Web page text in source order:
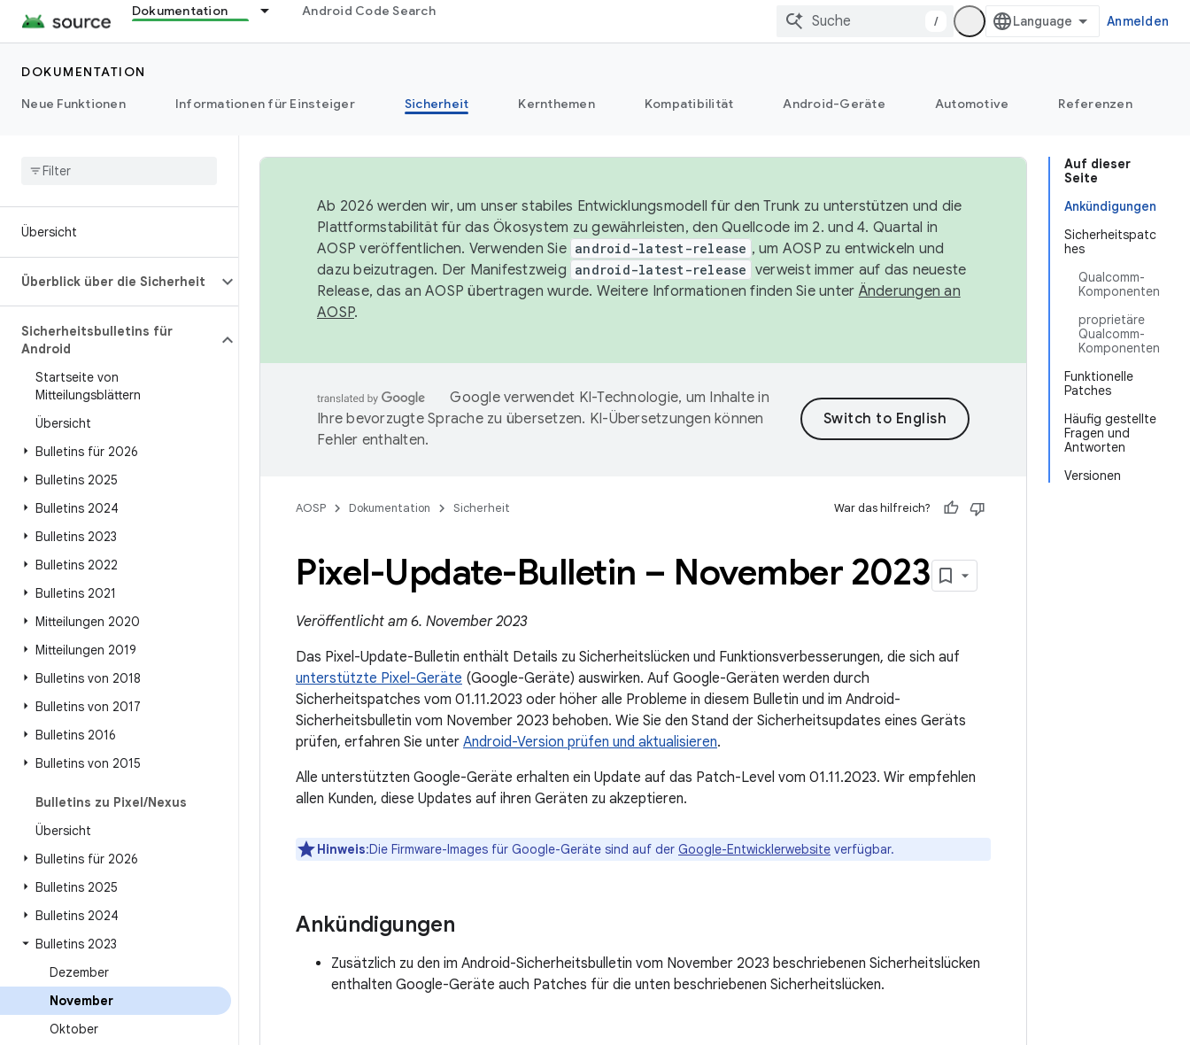
Dokumentation Android Code Search
/ Anmelden
DOKUMENTATION
Neue Funktionen
Informationen für Einsteiger Sicherheit Kernthemen Kompatibilität Android-Geräte Automotive Referenzen
Übersicht
Überblick über die Sicherheit
Sicherheitsbulletins für
Android
Startseite von
Mitteilungsblättern
Übersicht
Bulletins für 2026
Bulletins 2025
Bulletins 2024
Bulletins 2023
Bulletins 2022
Bulletins 2021
Mitteilungen 2020
Mitteilungen 2019
Bulletins von 2018
Bulletins von 2017
Bulletins 2016
Bulletins von 2015
Bulletins zu Pixel/Nexus
Übersicht
Bulletins für 2026
Bulletins 2025
Bulletins 2024
Bulletins 2023
Dezember
November
Oktober
Auf dieser
Seite
Ankündigungen
Sicherheitspatc
hes
Qualcomm-
Komponenten
proprietäre
Qualcomm-
Komponenten
Funktionelle
Patches
Häufig gestellte
Fragen und
Antworten
Versionen
Ab 2026 werden wir, um unser stabiles Entwicklungsmodell für den Trunk zu unterstützen und die
Plattformstabilität für das Ökosystem zu gewährleisten, den Quellcode im 2. und 4. Quartal in
AOSP veröffentlichen. Verwenden Sie android-latest-release , um AOSP zu entwickeln und
dazu beizutragen. Der Manifestzweig android-latest-release verweist immer auf das neueste
Release, das an AOSP übertragen wurde. Weitere Informationen finden Sie unter Änderungen an
AOSP.
Google verwendet KI-Technologie, um Inhalte in
Ihre bevorzugte Sprache zu übersetzen. KI-Übersetzungen können
Fehler enthalten.
AOSP Dokumentation Sicherheit War das hilfreich?
Pixel-Update-Bulletin – November 2023
Veröffentlicht am 6. November 2023
Das Pixel-Update-Bulletin enthält Details zu Sicherheitslücken und Funktionsverbesserungen, die sich auf
unterstützte Pixel-Geräte (Google-Geräte) auswirken. Auf Google-Geräten werden durch
Sicherheitspatches vom 01.11.2023 oder höher alle Probleme in diesem Bulletin und im Android-
Sicherheitsbulletin vom November 2023 behoben. Wie Sie den Stand der Sicherheitsupdates eines Geräts
prüfen, erfahren Sie unter Android-Version prüfen und aktualisieren.
Alle unterstützten Google-Geräte erhalten ein Update auf das Patch-Level vom 01.11.2023. Wir empfehlen
allen Kunden, diese Updates auf ihren Geräten zu akzeptieren.
Hinweis:Die Firmware-Images für Google-Geräte sind auf der Google-Entwicklerwebsite verfügbar.
Ankündigungen
Zusätzlich zu den im Android-Sicherheitsbulletin vom November 2023 beschriebenen Sicherheitslücken
enthalten Google-Geräte auch Patches für die unten beschriebenen Sicherheitslücken.